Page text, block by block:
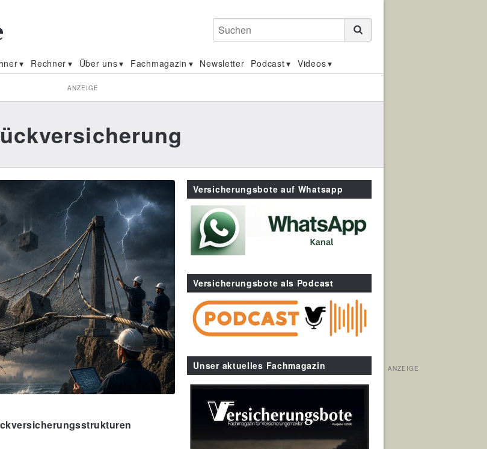
Suchen
Rechner Über uns Fachmagazin Newsletter Podcast Videos
ANZEIGE
Versicherungsbote auf Whatsapp
Versicherungsbote als Podcast
Unser aktuelles Fachmagazin ANZEIGE